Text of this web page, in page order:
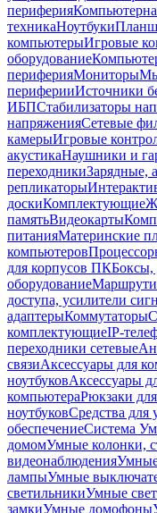
периферия
техникаНоутбуки
компьютерыИгровые
оборудование
периферияМониторы
периферииИсточники
ИБПСтабилизаторы
напряженияСетевые
камерыИгровые
акустикаНаушники и
переходникиЗарядные,
репликаторы
доскиКомплектующие
памятьВидеокарты
питанияМатеринские
компьютеров
для корпусов ПКБоксы,
оборудование
доступа, усилители
адаптерыКоммутаторы
комплектующиеIP-
переходники сетевые
связиАксессуары для
ноутбуковАксессуары
компьютераРюкзаки
ноутбуковСредства для
обеспечениеСистема
домомУмные колонки,
видеонаблюденияУмные
лампыУмные
светильникиУмные
замкиУмные домофоны